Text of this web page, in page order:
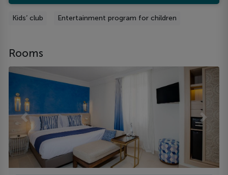
Kids’ club Entertainment program for children
Rooms
Previous Next